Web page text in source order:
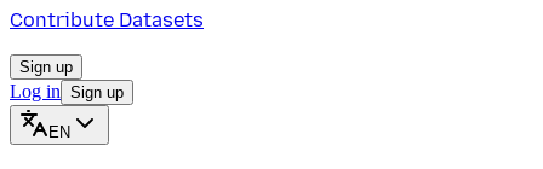
Contribute Datasets
Sign up
Log in Sign up
EN